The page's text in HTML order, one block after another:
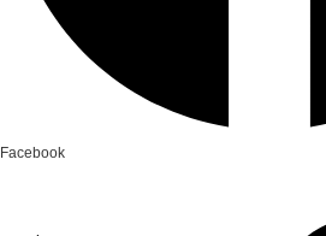
Facebook